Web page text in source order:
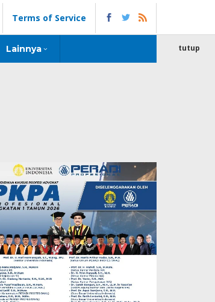
Terms of Service
Lainnya tutup